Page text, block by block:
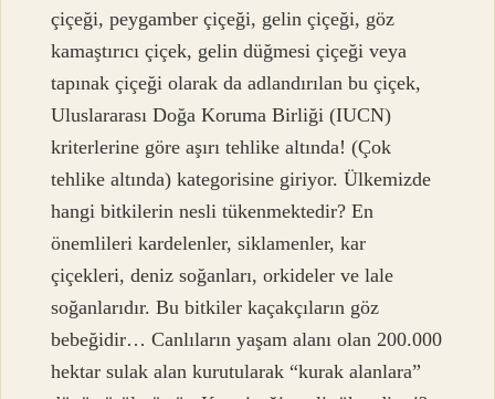
çiçeği, peygamber çiçeği, gelin çiçeği, göz
kamaştırıcı çiçek, gelin düğmesi çiçeği veya
tapınak çiçeği olarak da adlandırılan bu çiçek,
Uluslararası Doğa Koruma Birliği (IUCN)
kriterlerine göre aşırı tehlike altında! (Çok
tehlike altında) kategorisine giriyor. Ülkemizde
hangi bitkilerin nesli tükenmektedir? En
önemlileri kardelenler, siklamenler, kar
çiçekleri, deniz soğanları, orkideler ve lale
soğanlarıdır. Bu bitkiler kaçakçıların göz
bebeğidir… Canlıların yaşam alanı olan 200.000
hektar sulak alan kurutularak “kurak alanlara”